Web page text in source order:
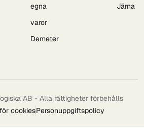
egna
varor
Demeter
Järna
AB - Alla rättigheter förbehålls
cookiesPersonuppgiftspolicy